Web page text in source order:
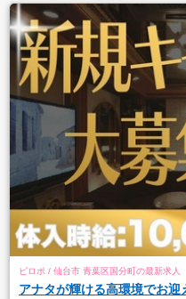
ピロポ / 仙台市 青葉区国分町の最新求人
アナタが輝ける高環境でお迎